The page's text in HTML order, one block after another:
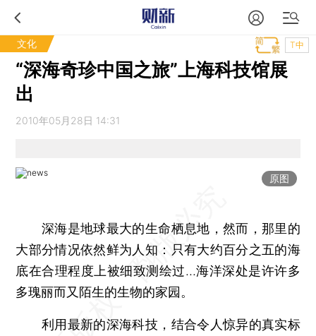
文化 T中
“深海奇珍中国之旅”上海科技馆展
出
2010年05月28日 14:31
原图
深海是地球最大的生命栖息地，然而，那里的
大部分情况依然鲜为人知：只有大约百分之五的海
底在合理程度上被细致测绘过...海洋深处是许许多
多瑰丽而又陌生的生物的家园。
利用最新的深海科技，结合令人惊异的真实标